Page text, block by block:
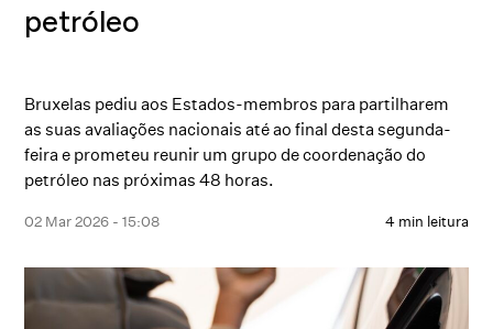
petróleo
Bruxelas pediu aos Estados-membros para partilharem
as suas avaliações nacionais até ao final desta segunda-
feira e prometeu reunir um grupo de coordenação do
petróleo nas próximas 48 horas.
02 Mar 2026 - 15:08 4 min leitura